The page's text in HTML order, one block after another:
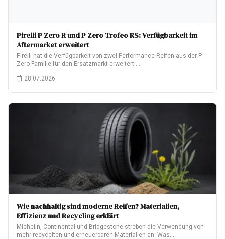
Pirelli P Zero R und P Zero Trofeo RS: Verfügbarkeit im
Aftermarket erweitert
Pirelli hat die Verfügbarkeit von zwei Performance-Reifen aus der P
Zero-Familie für den Ersatzmarkt erweitert:…
28.07.2026
Wie nachhaltig sind moderne Reifen? Materialien,
Effizienz und Recycling erklärt
Michelin, Continental und Bridgestone streben die Verwendung von
mehr recycelten und erneuerbaren Materialien an. Was…